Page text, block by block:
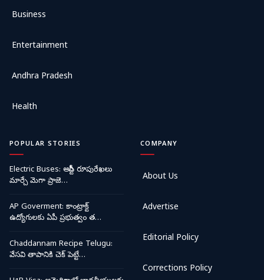
Business
Entertainment
Andhra Pradesh
Health
POPULAR STORIES
Electric Buses: ఆర్టీసీ రూపురేఖలు
మార్చే మెగా ప్రాజె…
AP Goverment: కాంట్రాక్ట్
ఉద్యోగులకు ఏపీ ప్రభుత్వం త…
Chaddannam Recipe Telugu:
వేసవి తాపానికి చెక్ పెట్టే…
COMPANY
About Us
Advertise
Editorial Policy
Corrections Policy